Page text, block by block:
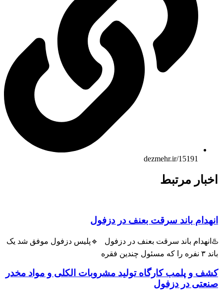
dezmehr.ir/15191
مرتبط
باند سرقت بعنف در دزفول
باند سرقت بعنف در دزفول 🔹پلیس دزفول موفق شد یک
فقره
و پلمب کارگاه تولید مشروبات الکلی و مواد مخدر
در دزفول